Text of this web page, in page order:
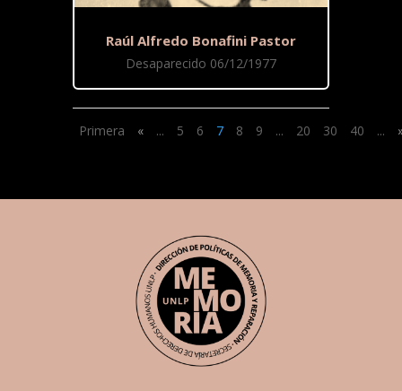
Raúl Alfredo Bonafini Pastor
Desaparecido 06/12/1977
Primera « ... 5 6 7 8 9 ... 20 30 40 ...